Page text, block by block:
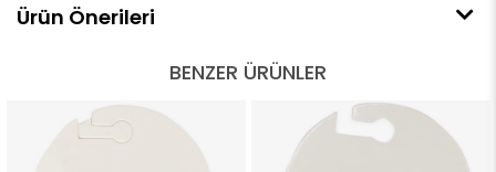
Ürün Önerileri
BENZER ÜRÜNLER